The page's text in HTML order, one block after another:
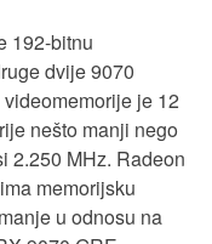
192-bitnu
dvije 9070
je 12
nešto manji nego
2.250 MHz. Radeon
memorijsku
u odnosu na